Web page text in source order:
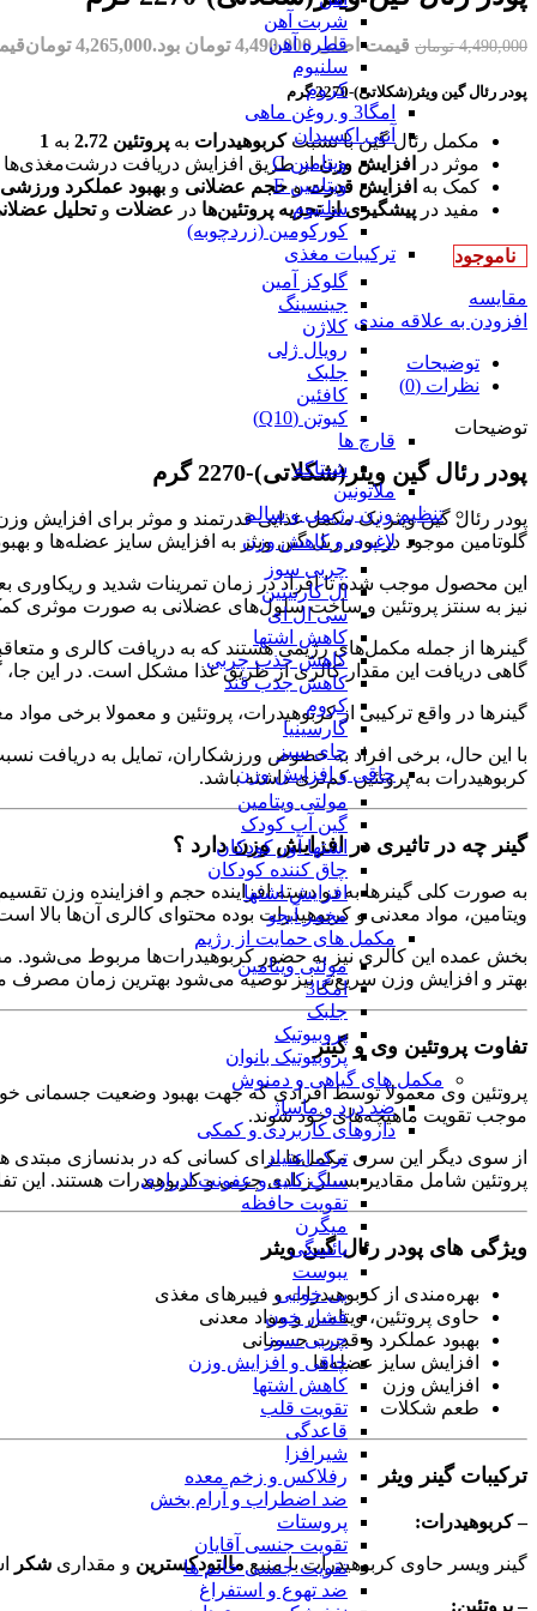
شربت آهن
قطره آهن
سلنیوم
کروم
امگا3 و روغن ماهی
آنتی اکسیدان
ویتامین C
ویتامین E
سلنیوم
کورکومین (زردچوبه)
ترکیبات مغذی
گلوکز آمین
جینسینگ
کلاژن
رویال ژلی
جلبک
کافئین
کیوتن (Q10)
قارچ ها
شیتاکه
ملاتونین
تنظیم وزن رژیمی و سالم
لاغری و کاهش وزن
چربی سوز
ال کارنیتین
سی ال ای
کاهش اشتها
کاهش جذب چربی
کاهش جذب قند
کروم
گارسینیا
چای سبز
چاقی و افزایش وزن
مولتی ویتامین
گین آپ کودک
اشتها آور کودکان
چاق کننده کودکان
افزایش اشتها
مخمر آبجو
مکمل های حمایت از رژیم
مولتی ویتامین
امگا3
جلبک
پروبیوتیک
پروبیوتیک بانوان
مکمل های گیاهی و دمنوش
ضد درد و ماساژ
داروهای کاربردی و کمکی
ترک اعتیاد
سنگ کلیه و عفونت ادراری
تقویت حافظه
میگرن
یائسگی
یبوست
بی خوابی
فشار خون
چربی سوز
چاقی و افزایش وزن
کاهش اشتها
تقویت قلب
قاعدگی
شیرافزا
رفلاکس و زخم معده
ضد اضطراب و آرام بخش
پروستات
تقویت جنسی آقایان
تقویت جنسی خانم ها
ضد تهوع و استفراغ
4,490,000 تومان قیمت اصلی 4,490,000 تومان بود. 4,265,000 تومانقیمت
پودر رئال گین ویثر(شکلاتی)-2270 گرم
مکمل رئال گین با نسبتکربوهیدرات به پروتئین 2.72 به
موثر در
افزایش وزناز طریق افزایش دریافت درشت‌مغذی‌ها
کمک به افزایش قدرتوحجم عضلانی و بهبود عملکرد ورزشی
مفید در پیشگیری از تجزیه پروتئین‌ها در عضلات وتحلیل
ناموجود
مقایسه
افزودن به علاقه مندی
توضیحات
نظرات (0)
توضیحات
پودر رئال گین ویثر(شکلاتی)-2270 گرم
پودر رئال گین ویثر یک مکمل غذایی قدرتمند و موثر برای افزایش
گلوتامین موجود در پودر ریل گین ویثر به افزایش سایز عضله‌ها
این محصول موجب شده تا افراد در زمان تمرینات شدید و
نیز به سنتز پروتئین و ساخت سلول‌های عضلانی به صورت موثری
گینرها از جمله مکمل‌های رژیمی هستند که به دریافت کالری و
گاهی دریافت این مقدار کالری از طریق غذا مشکل است. در این جا،
گینرها در واقع ترکیبی از کربوهیدرات، پروتئین و معمولا برخی
با این حال، برخی افراد به خصوص ورزشکاران، تمایل به دریافت
کربوهیدرات به پروتئین کم‌تری داشته باشد.
گینر چه در تاثیری در افزایش وزن دارد ؟
به صورت کلی گینرها به دو دسته افزاینده حجم و افزاینده وزن
ویتامین، مواد معدنی و کربوهیدرات بوده محتوای کالری آن‌ها بالا
بهتر و افزایش وزن سریع‌تر نیز توصیه می‌شود بهترین زمان مصرف
تفاوت پروتئین وی و گینر
پروتئین وی معمولا توسط افرادی که جهت بهبود وضعیت جسمانی
موجب تقویت ماهیچه‌های خود شوند.
از سوی دیگر این سری مکمل‌ها برای کسانی که در بدنسازی مبتدی
پروتئین شامل مقادیر بسیار زیادی چربی و کربوهیدرات هستند. این
ویژگی های پودر رئال گین ویثر
بهره‌مندی از کربوهیدرات و فیبرهای مغذی
حاوی پروتئین‌، ویتامین و مواد معدنی
بهبود عملکرد و قدرت جسمانی
افزایش سایز عضله‌ها
افزایش وزن
طعم شکلات
ترکیبات گینر ویثر
– کربوهیدرات:
گینر ویسر حاوی کربوهیدرات با منبع مالتودکسترین و مقداری شکر
– پروتئین: